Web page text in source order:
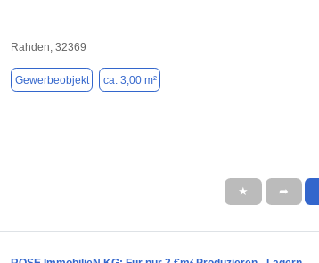
Rahden, 32369
Gewerbeobjekt ca. 3,00 m²
★ ➦